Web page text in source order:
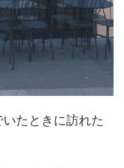
たときに訪れた